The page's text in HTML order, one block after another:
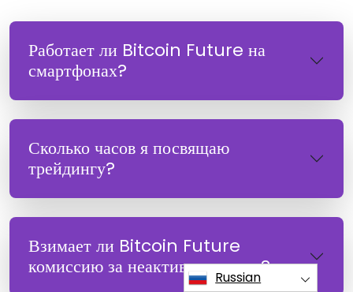
Работает ли Bitcoin Future на
смартфонах?
Сколько часов я посвящаю
трейдингу?
Взимает ли Bitcoin Future
комиссию за неактивные счета?
Russian